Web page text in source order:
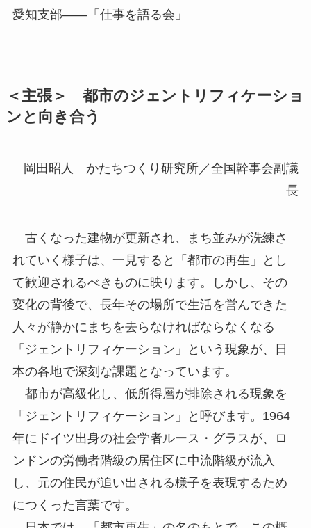
愛知支部――「仕事を語る会」
＜主張＞ 都市のジェントリフィケーショ
ンと向き合う
岡田昭人 かたちつくり研究所／全国幹事会副議
長
古くなった建物が更新され、まち並みが洗練さ
れていく様子は、一見すると「都市の再生」とし
て歓迎されるべきものに映ります。しかし、その
変化の背後で、長年その場所で生活を営んできた
人々が静かにまちを去らなければならなくなる
「ジェントリフィケーション」という現象が、日
本の各地で深刻な課題となっています。
都市が高級化し、低所得層が排除される現象を
「ジェントリフィケーション」と呼びます。1964
年にドイツ出身の社会学者ルース・グラスが、ロ
ンドンの労働者階級の居住区に中流階級が流入
し、元の住民が追い出される様子を表現するため
につくった言葉です。